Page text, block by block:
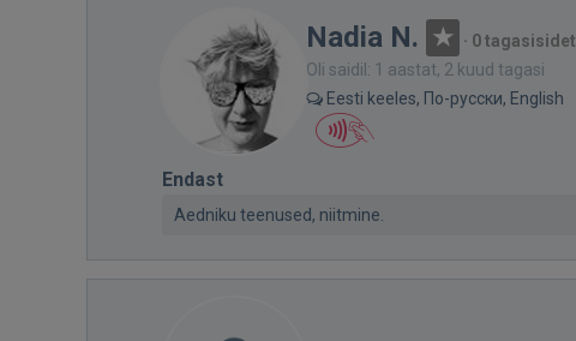
Nadia N. · 0 tagasisidet
Oli saidil: 1 aastat, 2 kuud tagasi
Eesti keeles, По-русски, English
Endast
Aedniku teenused, niitmine.